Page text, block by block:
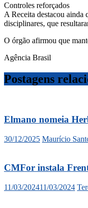
Controles reforçados
A Receita destacou ainda
disciplinares, que
O órgão afirmou que
Agência Brasil
Postagens
Elmano nomeia
30/12/2025 Maurício
CMFor instala
11/03/202411/03/2024